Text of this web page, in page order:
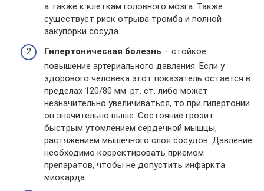
а также к клеткам головного мозга. Также
существует риск отрыва тромба и полной
закупорки сосуда.
Гипертоническая болезнь – стойкое
повышение артериального давления. Если у
здорового человека этот показатель остается в
пределах 120/80 мм. рт. ст. либо может
незначительно увеличиваться, то при гипертонии
он значительно выше. Состояние грозит
быстрым утомлением сердечной мышцы,
растяжением мышечного слоя сосудов. Давление
необходимо корректировать приемом
препаратов, чтобы не допустить инфаркта
миокарда.